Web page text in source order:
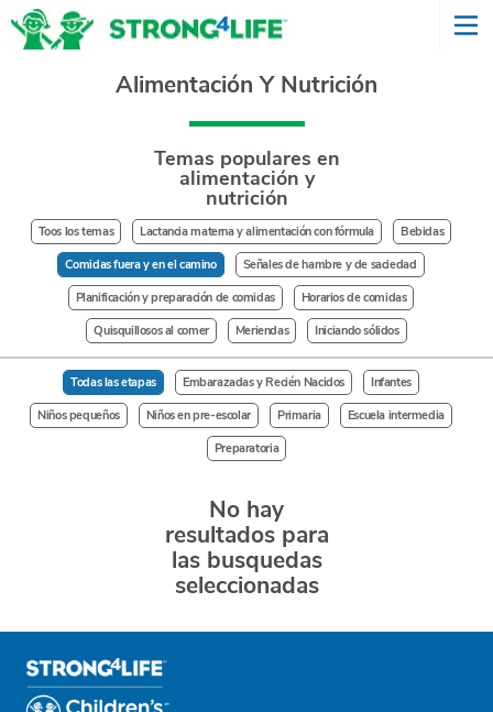
Alimentación Y Nutrición
Temas populares en
alimentación y
nutrición
Toos los temas Lactancia materna y alimentación con fórmula
Bebidas
Comidas fuera y en el camino
Señales de hambre y de saciedad
Planificación y preparación de comidas
Horarios de comidas
Quisquillosos al comer
Meriendas Iniciando sólidos
Todas las etapas Embarazadas y Recién Nacidos
Infantes
Niños pequeños
Niños en pre-escolar Primaria
Escuela intermedia
Preparatoria
No hay
resultados para
las busquedas
seleccionadas